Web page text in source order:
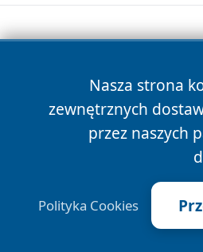
Nasza strona
zewnętrznych
przez naszych
Polityka Cookies